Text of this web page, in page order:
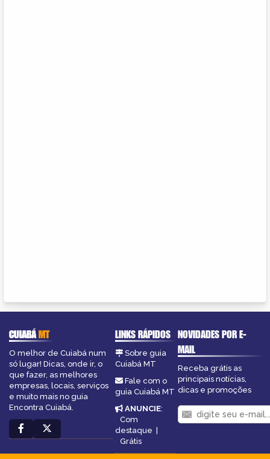
CUIABÁMT
O melhor de Cuiabá num
só lugar! Dicas, onde ir, o
que fazer, as melhores
empresas, locais, serviços
e muito mais no guia
Encontra Cuiabá.
LINKS RÁPIDOS
Sobre guia
Cuiabá MT
Fale com o
guia Cuiabá MT
ANUNCIE:
Com
destaque |
Grátis
NOVIDADES POR E-
MAIL
Receba grátis as
principais notícias,
dicas e promoções